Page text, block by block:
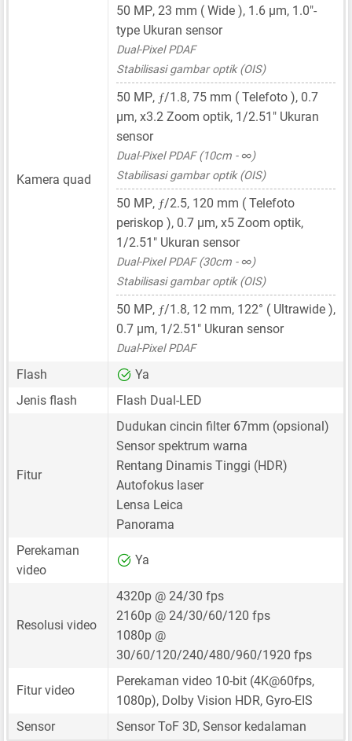
Kamera quad
50 MP, 23 mm ( Wide ), 1.6 μm, 1.0"-
type Ukuran sensor
Dual-Pixel PDAF
Stabilisasi gambar optik (OIS)
50 MP, ƒ/1.8, 75 mm ( Telefoto ), 0.7
μm, x3.2 Zoom optik, 1/2.51" Ukuran
sensor
Dual-Pixel PDAF (10cm - ∞)
Stabilisasi gambar optik (OIS)
50 MP, ƒ/2.5, 120 mm ( Telefoto
periskop ), 0.7 μm, x5 Zoom optik,
1/2.51" Ukuran sensor
Dual-Pixel PDAF (30cm - ∞)
Stabilisasi gambar optik (OIS)
50 MP, ƒ/1.8, 12 mm, 122° ( Ultrawide ),
0.7 μm, 1/2.51" Ukuran sensor
Dual-Pixel PDAF
Flash
Ya
Jenis flash
Flash Dual-LED
Fitur
Dudukan cincin filter 67mm (opsional)
Sensor spektrum warna
Rentang Dinamis Tinggi (HDR)
Autofokus laser
Lensa Leica
Panorama
Perekaman
video
Ya
Resolusi video
4320p @ 24/30 fps
2160p @ 24/30/60/120 fps
1080p @
30/60/120/240/480/960/1920 fps
Fitur video
Perekaman video 10-bit (4K@60fps,
1080p), Dolby Vision HDR, Gyro-EIS
Sensor
Sensor ToF 3D, Sensor kedalaman